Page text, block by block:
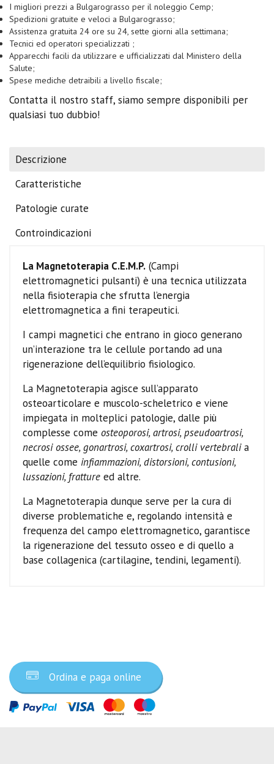
I migliori prezzi a Bulgarograsso per il noleggio Cemp;
Spedizioni gratuite e veloci a Bulgarograsso;
Assistenza gratuita 24 ore su 24, sette giorni alla settimana;
Tecnici ed operatori specializzati ;
Apparecchi facili da utilizzare e ufficializzati dal Ministero della
Salute;
Spese mediche detraibili a livello fiscale;
Contatta il nostro staff, siamo sempre disponibili per
qualsiasi tuo dubbio!
Descrizione
Caratteristiche
Patologie curate
Controindicazioni
La Magnetoterapia C.E.M.P. (Campi
elettromagnetici pulsanti) è una tecnica utilizzata
nella fisioterapia che sfrutta l’energia
elettromagnetica a fini terapeutici.
I campi magnetici che entrano in gioco generano
un’interazione tra le cellule portando ad una
rigenerazione dell’equilibrio fisiologico.
La Magnetoterapia agisce sull’apparato
osteoarticolare e muscolo-scheletrico e viene
impiegata in molteplici patologie, dalle più
complesse come osteoporosi, artrosi, pseudoartrosi,
necrosi ossee, gonartrosi, coxartrosi, crolli vertebralia
quelle come infiammazioni, distorsioni, contusioni,
lussazioni, fratture ed altre.
La Magnetoterapia dunque serve per la cura di
diverse problematiche e, regolando intensità e
frequenza del campo elettromagnetico, garantisce
la rigenerazione del tessuto osseo e di quello a
base collagenica (cartilagine, tendini, legamenti).
Ordina e paga online